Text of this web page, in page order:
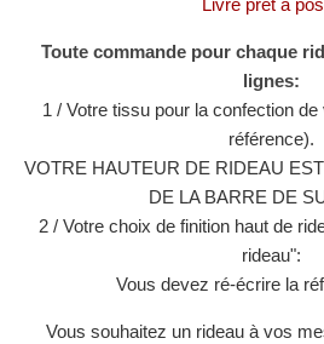
Livré prêt à
Toute commande pour chaque
lignes:
1 / Votre tissu pour la confection
référence).
VOTRE HAUTEUR DE RIDEAU
DE LA BARRE DE
2 / Votre choix de finition haut de
rideau":
Vous devez ré-écrire la
Vous souhaitez un rideau à vos